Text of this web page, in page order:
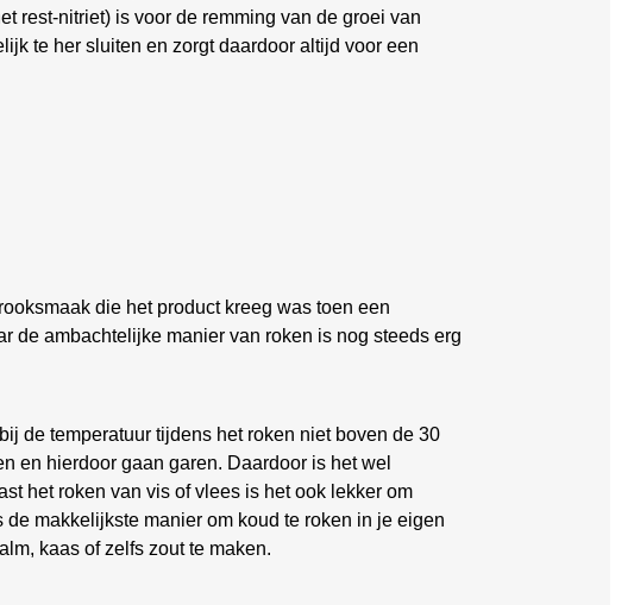
rest-nitriet) is voor de remming van de groei van
te her sluiten en zorgt daardoor altijd voor een
die het product kreeg was toen een
de ambachtelijke manier van roken is nog steeds erg
de temperatuur tijdens het roken niet boven de 30
en hierdoor gaan garen. Daardoor is het wel
het roken van vis of vlees is het ook lekker om
de makkelijkste manier om koud te roken in je eigen
kaas of zelfs zout te maken.